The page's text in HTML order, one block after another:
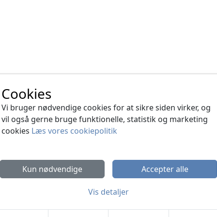
Cookies
Vi bruger nødvendige cookies for at sikre siden virker, og
vil også gerne bruge funktionelle, statistik og marketing
cookies Læs vores cookiepolitik
Kun nødvendige Accepter alle
Vis detaljer
har bus-rejser og udflugter for grupper i både